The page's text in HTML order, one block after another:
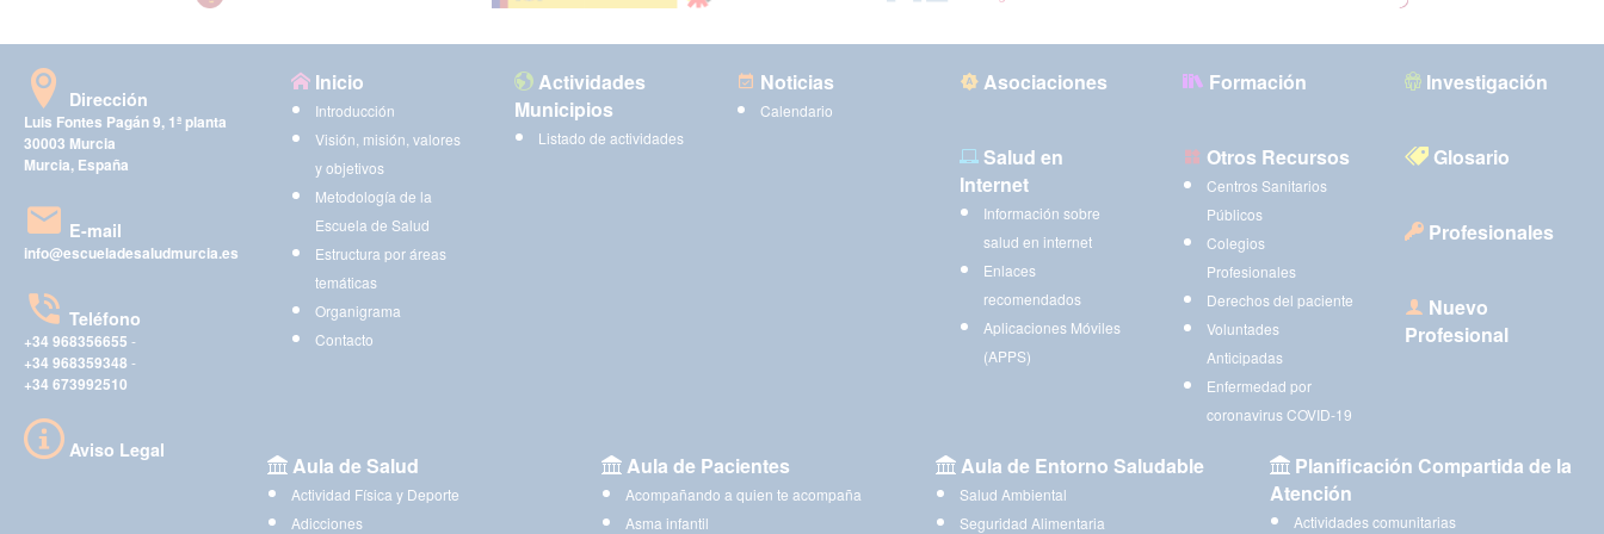
Dirección
Luis Fontes Pagán 9, 1ª planta
30003 Murcia
Murcia, España
E-mail
info@escueladesaludmurcia.es
Teléfono
+34 968356655 -
+34 968359348 -
+34 673992510
Aviso Legal
Inicio
Introducción
Visión, misión, valores
y objetivos
Metodología de la
Escuela de Salud
Estructura por áreas
temáticas
Organigrama
Contacto
Actividades
Municipios
Listado de actividades
Noticias
Calendario
Asociaciones Formación Investigación
Salud en
Internet
Información sobre
salud en internet
Enlaces
recomendados
Aplicaciones Móviles
(APPS)
Otros Recursos
Centros Sanitarios
Públicos
Colegios
Profesionales
Derechos del paciente
Voluntades
Anticipadas
Enfermedad por
coronavirus COVID-19
Glosario
Profesionales
Nuevo
Profesional
Aula de Salud
Actividad Física y Deporte
Adicciones
Aula de Pacientes
Acompañando a quien te acompaña
Asma infantil
Aula de Entorno Saludable
Salud Ambiental
Seguridad Alimentaria
Planificación Compartida de la
Atención
Actividades comunitarias